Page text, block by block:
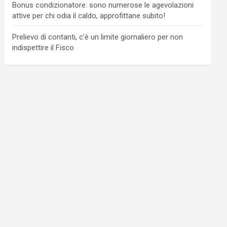
Bonus condizionatore: sono numerose le agevolazioni
attive per chi odia il caldo, approfittane subito!
Prelievo di contanti, c’è un limite giornaliero per non
indispettire il Fisco